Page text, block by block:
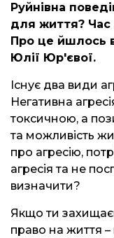
Руйнівна
для життя? Час
Про це йшлось
Юлії Юр'євої.
Існує два види
Негативна
токсичною, а
та можливість
про агресію,
агресія та не
визначити?
Якщо ти
право на життя